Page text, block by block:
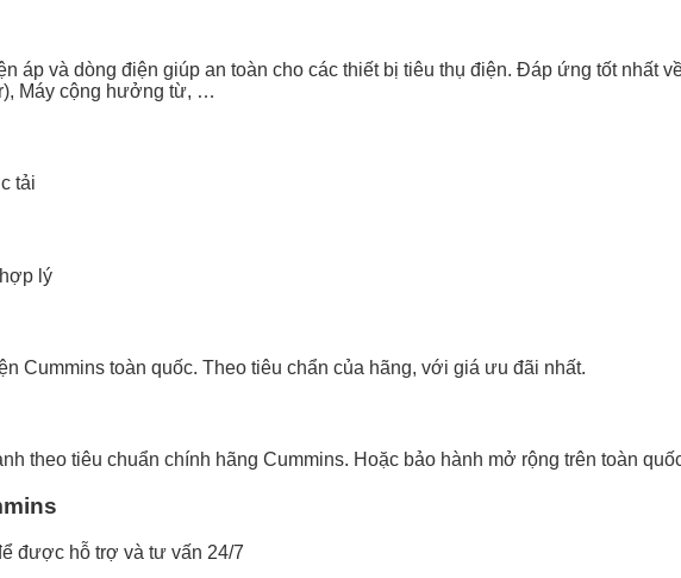
áp và dòng điện giúp an toàn cho các thiết bị tiêu thụ điện. Đáp ứng tốt nhất
Máy cộng hưởng từ, …
tải
lý
Cummins toàn quốc. Theo tiêu chẩn của hãng, với giá ưu đãi nhất.
theo tiêu chuẩn chính hãng Cummins. Hoặc bảo hành mở rộng trên toàn
được hỗ trợ và tư vấn 24/7